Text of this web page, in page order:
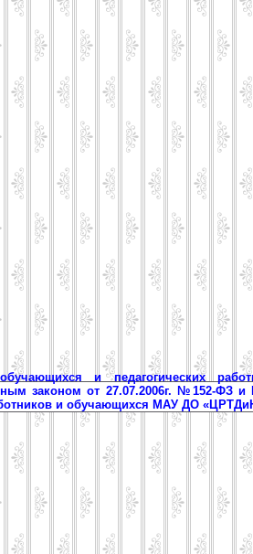
и педагогических
законом от 27.07.2006г. №152-ФЗ
и обучающихся МАУ ДО